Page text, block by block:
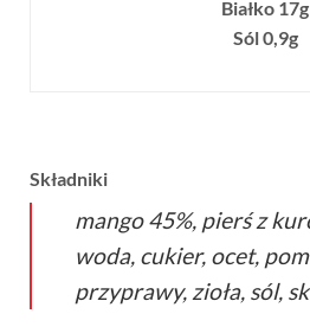
Białko 17g
Sól 0,9g
Składniki
mango 45%, pierś z
woda, cukier, ocet,
przyprawy, zioła, sól,